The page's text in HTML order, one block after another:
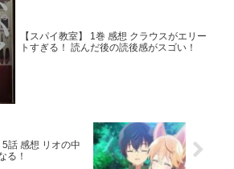
【スパイ教室】 1巻 感想 クラウスがエリー
トすぎる！ 読んだ後の読後感がスゴい！
5話 感想 リオの中
る！